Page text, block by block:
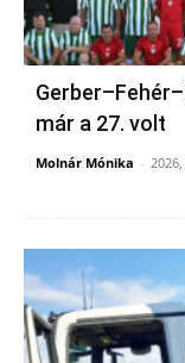
már a 27. volt
Molnár Mónika -